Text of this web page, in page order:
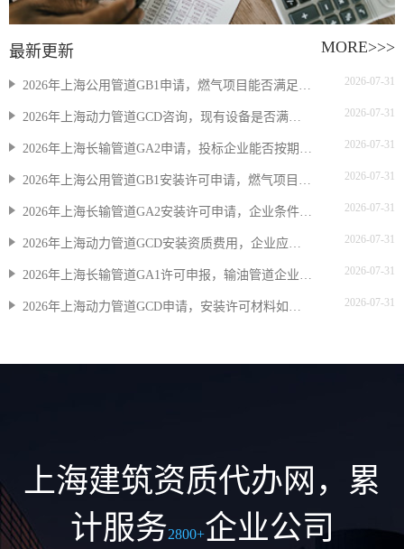
最新更新 MORE>>>
2026年上海公用管道GB1申请，燃气项目能否满足许可范围 2026-07-31
2026年上海动力管道GCD咨询，现有设备是否满足许可要求 2026-07-31
2026年上海长输管道GA2申请，投标企业能否按期拿证 2026-07-31
2026年上海公用管道GB1安装许可申请，燃气项目能否按期投标 2026-07-31
2026年上海长输管道GA2安装许可申请，企业条件不足怎么判断 2026-07-31
2026年上海动力管道GCD安装资质费用，企业应预留多少预算 2026-07-31
2026年上海长输管道GA1许可申报，输油管道企业怎么准备 2026-07-31
2026年上海动力管道GCD申请，安装许可材料如何准备 2026-07-31
上海建筑资质代办网，累
计服务2800+企业公司